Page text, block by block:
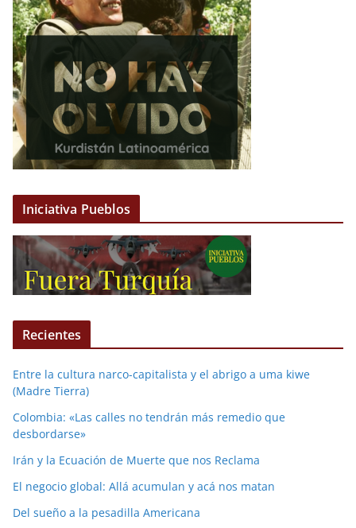
Iniciativa Pueblos
Recientes
Entre la cultura narco-capitalista y el abrigo a uma kiwe
(Madre Tierra)
Colombia: «Las calles no tendrán más remedio que
desbordarse»
Irán y la Ecuación de Muerte que nos Reclama
El negocio global: Allá acumulan y acá nos matan
Del sueño a la pesadilla Americana